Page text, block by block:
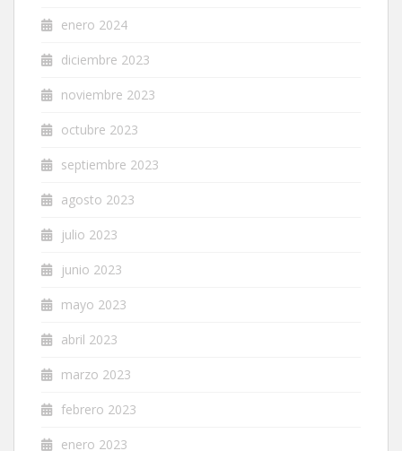
enero 2024
diciembre 2023
noviembre 2023
octubre 2023
septiembre 2023
agosto 2023
julio 2023
junio 2023
mayo 2023
abril 2023
marzo 2023
febrero 2023
enero 2023